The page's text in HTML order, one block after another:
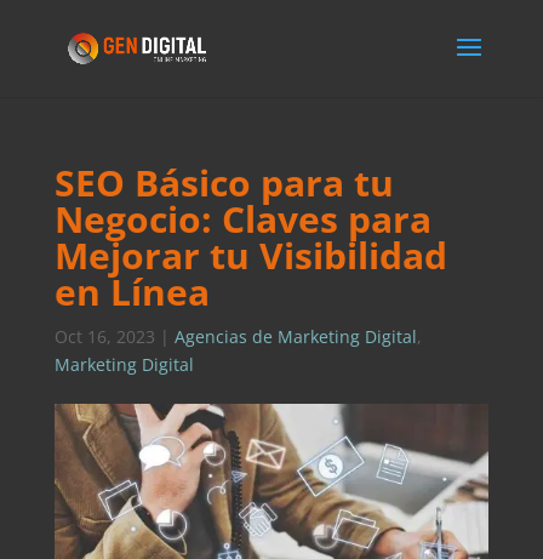
SEO Básico para tu
Negocio: Claves para
Mejorar tu Visibilidad
en Línea
Oct 16, 2023 | Agencias de Marketing Digital,
Marketing Digital